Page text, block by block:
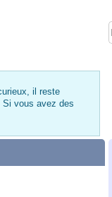
il reste
Si vous avez des